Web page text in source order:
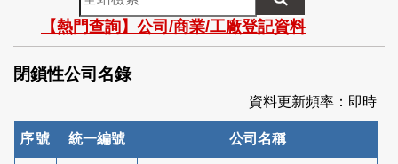
站
檢
索
【熱門查詢】公司/商業/工廠登記資料
閉鎖性公司名錄
資料更新頻率：即時
序號 統一編號 公司名稱